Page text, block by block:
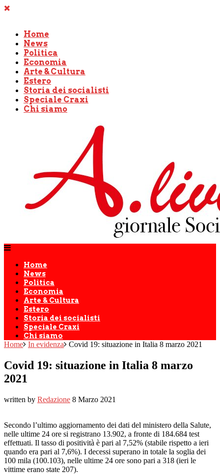
Home
News
Politica
Economia
Arte & Cultura
Estero
Storia dei socialisti
Speciale Craxi
Chi siamo
Home
News
Politica
Economia
Arte & Cultura
Estero
Storia dei socialisti
Speciale Craxi
Chi siamo
Home In evidenza Covid 19: situazione in Italia 8 marzo 2021
Covid 19: situazione in Italia 8 marzo
2021
written by Redazione 8 Marzo 2021
Secondo l’ultimo aggiornamento dei dati del ministero della Salute,
nelle ultime 24 ore si registrano 13.902, a fronte di 184.684 test
effettuati. Il tasso di positività è pari al 7,52% (stabile rispetto a ieri
quando era pari al 7,6%). I decessi superano in totale la soglia dei
100 mila (100.103), nelle ultime 24 ore sono pari a 318 (ieri le
vittime erano state 207).